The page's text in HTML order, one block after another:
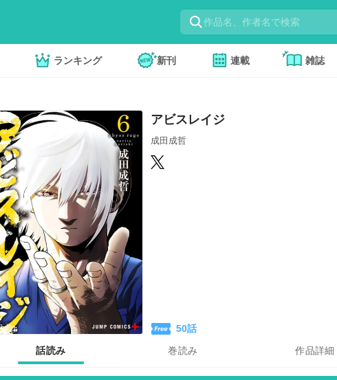
ランキング 新刊 連載 雑誌
アビスレイジ
成田成哲
50話
話読み
巻読み 作品詳細